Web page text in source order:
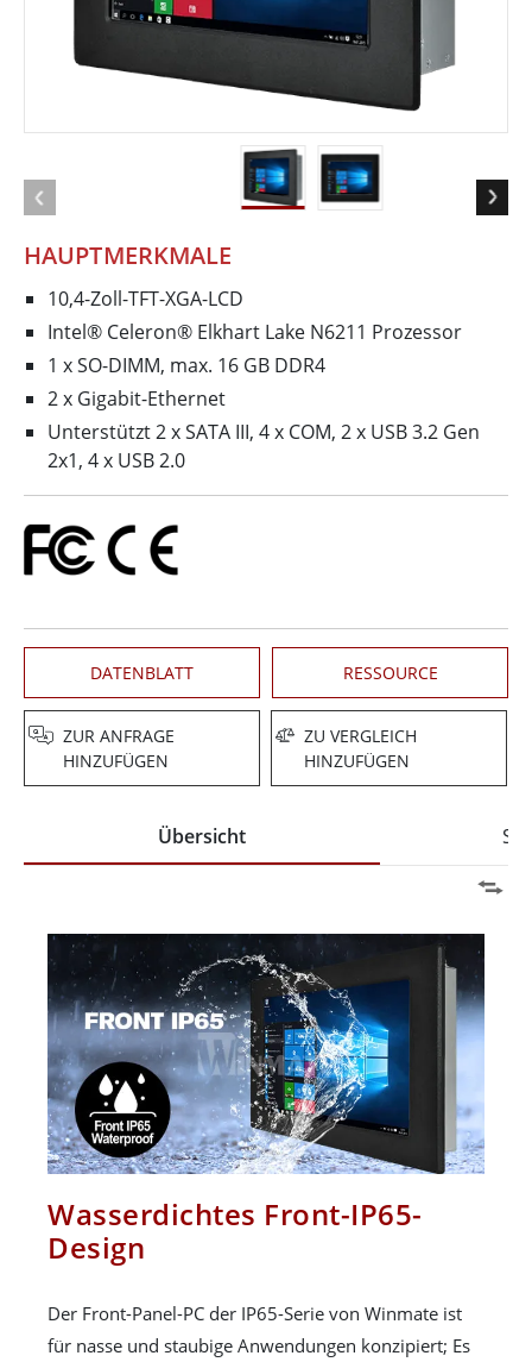
HAUPTMERKMALE
10,4-Zoll-TFT-XGA-LCD
Intel® Celeron® Elkhart Lake N6211 Prozessor
1 x SO-DIMM, max. 16 GB DDR4
2 x Gigabit-Ethernet
Unterstützt 2 x SATA III, 4 x COM, 2 x USB 3.2 Gen
2x1, 4 x USB 2.0
DATENBLATT RESSOURCE
ZUR ANFRAGE
HINZUFÜGEN
ZU VERGLEICH
HINZUFÜGEN
Übersicht
Wasserdichtes Front-IP65-
Design
Der Front-Panel-PC der IP65-Serie von Winmate ist
für nasse und staubige Anwendungen konzipiert; Es